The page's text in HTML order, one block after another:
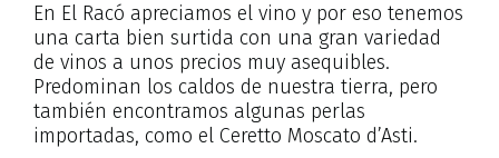
En El Racó apreciamos el vino y por eso tenemos
una carta bien surtida con una gran variedad
de vinos a unos precios muy asequibles.
Predominan los caldos de nuestra tierra, pero
también encontramos algunas perlas
importadas, como el Ceretto Moscato d’Asti.